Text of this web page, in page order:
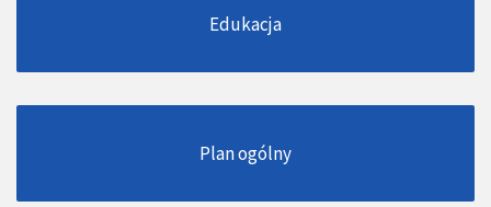
Edukacja
Plan ogólny